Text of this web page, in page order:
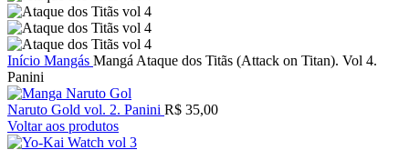
Início Mangás Mangá Ataque dos Titãs (Attack on Titan). Vol 4.
Panini
Naruto Gold vol. 2. Panini R$ 35,00
Voltar aos produtos